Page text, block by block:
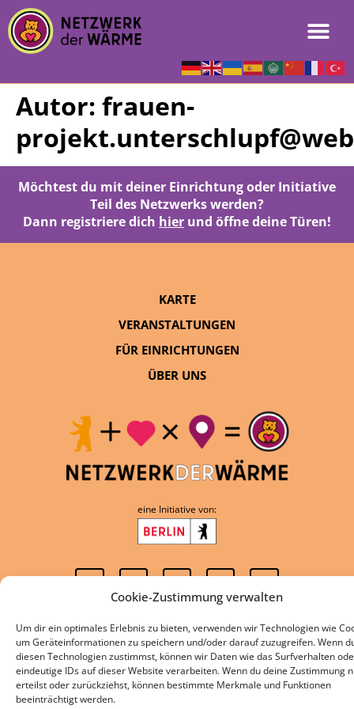
Cookie-Zustimmung verwalten
Um dir ein optimales Erlebnis zu bieten, verwenden wir Technologien wie
um Geräteinformationen zu speichern und/oder darauf zuzugreifen. Wenn
diesen Technologien zustimmst, können wir Daten wie das Surfverhalten
eindeutige IDs auf dieser Website verarbeiten. Wenn du deine Zustimmung
erteilst oder zurückziehst, können bestimmte Merkmale und Funktionen
beeinträchtigt werden.
Autor: frauen-
Möchtest du mit deiner Einrichtung oder Initiative
Teil des Netzwerks werden?
Dann registriere dich hier und öffne deine Türen!
DATENSCHUTZ IMPRESSUM
COOKIE-RICHTLINIE
eine Initiative von:
KARTE
VERANSTALTUNGEN
FÜR EINRICHTUNGEN
ÜBER UNS